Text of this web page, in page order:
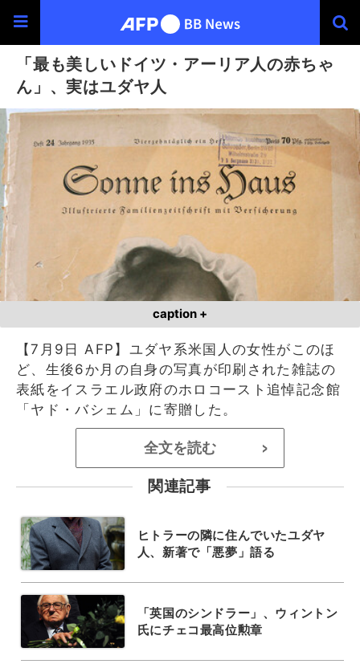
「最も美しいドイツ・アーリア人の赤ちゃ
ん」、実はユダヤ人
caption +
【7月9日 AFP】ユダヤ系米国人の女性がこのほ
ど、生後6か月の自身の写真が印刷された雑誌の
表紙をイスラエル政府のホロコースト追悼記念館
「ヤド・バシェム」に寄贈した。
全文を読む >
関連記事
ヒトラーの隣に住んでいたユダヤ
人、新著で「悪夢」語る
「英国のシンドラー」、ウィントン
氏にチェコ最高位勲章